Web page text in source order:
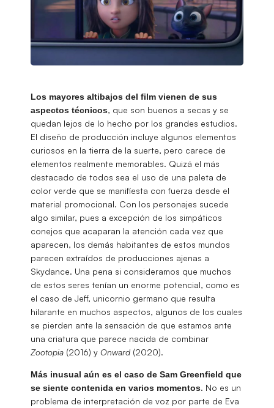
Los mayores altibajos del film vienen de sus
aspectos técnicos, que son buenos a secas y se
quedan lejos de lo hecho por los grandes estudios.
El diseño de producción incluye algunos elementos
curiosos en la tierra de la suerte, pero carece de
elementos realmente memorables. Quizá el más
destacado de todos sea el uso de una paleta de
color verde que se manifiesta con fuerza desde el
material promocional. Con los personajes sucede
algo similar, pues a excepción de los simpáticos
conejos que acaparan la atención cada vez que
aparecen, los demás habitantes de estos mundos
parecen extraídos de producciones ajenas a
Skydance. Una pena si consideramos que muchos
de estos seres tenían un enorme potencial, como es
el caso de Jeff, unicornio germano que resulta
hilarante en muchos aspectos, algunos de los cuales
se pierden ante la sensación de que estamos ante
una criatura que parece nacida de combinar
Zootopia (2016) y Onward (2020).
Más inusual aún es el caso de Sam Greenfield que
se siente contenida en varios momentos. No es un
problema de interpretación de voz por parte de Eva